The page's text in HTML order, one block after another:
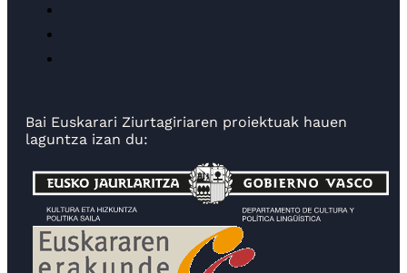
Bai Euskarari Ziurtagiriaren proiektuak hauen
laguntza izan du: